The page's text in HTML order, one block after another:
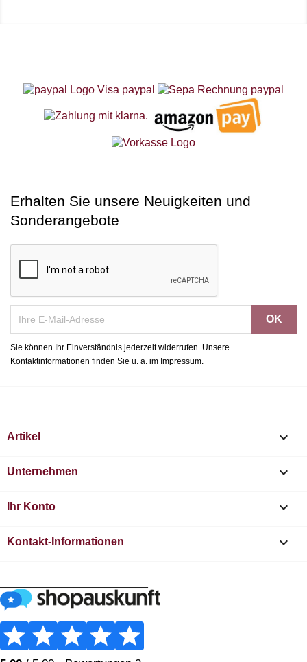
Erhalten Sie unsere Neuigkeiten und
Sonderangebote
Sie können Ihr Einverständnis jederzeit widerrufen. Unsere
Kontaktinformationen finden Sie u. a. im Impressum.
Artikel 
Unternehmen 
Ihr Konto 
Kontakt-Informationen keyboard_arrow_down